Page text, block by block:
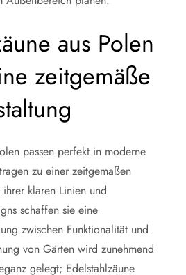
aus Polen
zeitgemäße
passen perfekt in moderne
zu einer zeitgemäßen
klaren Linien und
schaffen sie eine
zwischen Funktionalität und
von Gärten wird zunehmend
gelegt; Edelstahlzäune